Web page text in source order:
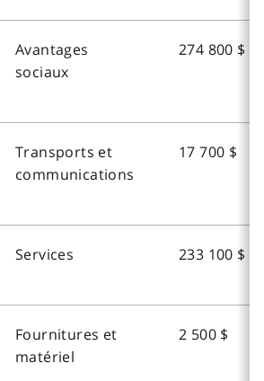
Avantages
sociaux
274 800 $
Transports et
communications
17 700 $
Services 233 100 $
Fournitures et
matériel
2 500 $